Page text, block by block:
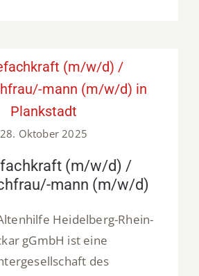
(m/w/d) /
mann (m/w/d) in
Plankstadt
28. Oktober 2025
(m/w/d) /
mann (m/w/d)
Heidelberg-Rhein-
gGmbH ist eine
des